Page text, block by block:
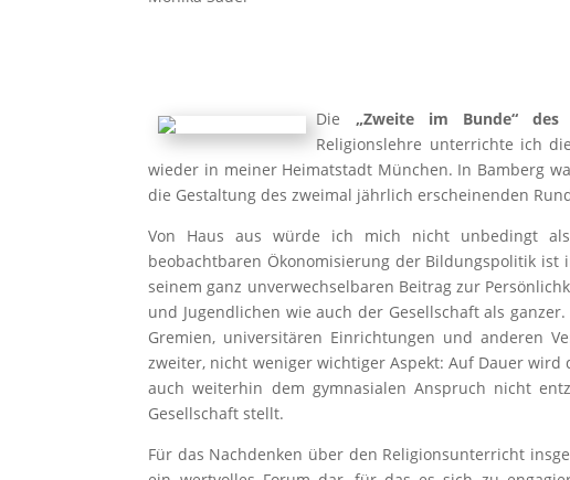
Die „Zweite im Bunde“ des
Religionslehre unterrichte ich
wieder in meiner Heimatstadt München. In Bamberg
die Gestaltung des zweimal jährlich erscheinenden
Von Haus aus würde ich mich nicht unbedingt als
beobachtbaren Ökonomisierung der Bildungspolitik
seinem ganz unverwechselbaren Beitrag zur
und Jugendlichen wie auch der Gesellschaft als
Gremien, universitären Einrichtungen und anderen
zweiter, nicht weniger wichtiger Aspekt: Auf Dauer
auch weiterhin dem gymnasialen Anspruch nicht
Gesellschaft stellt.
Für das Nachdenken über den Religionsunterricht